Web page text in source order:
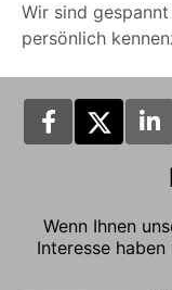
Wir sind
persönlich
Wenn Ihnen
Interesse